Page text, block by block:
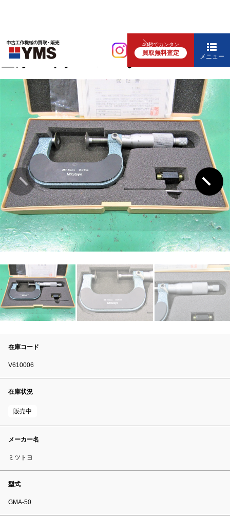
40秒でカンタン
買取無料査定 メニュー
測定工具
歯厚マイクロメータ
在庫コード
V610006
在庫状況
販売中
メーカー名
ミツトヨ
型式
GMA-50